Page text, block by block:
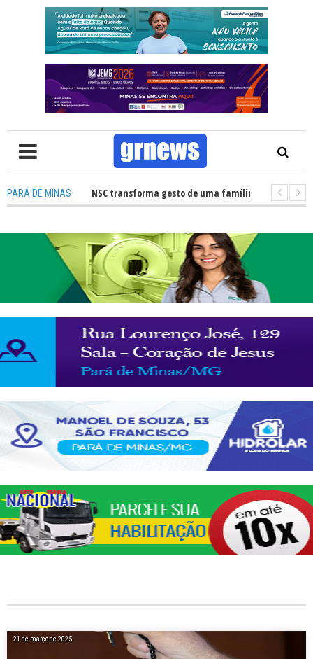
PARÁ DE MINAS
de órgãos no HNSC transforma gesto de uma família em esperança
21 de março de 2025